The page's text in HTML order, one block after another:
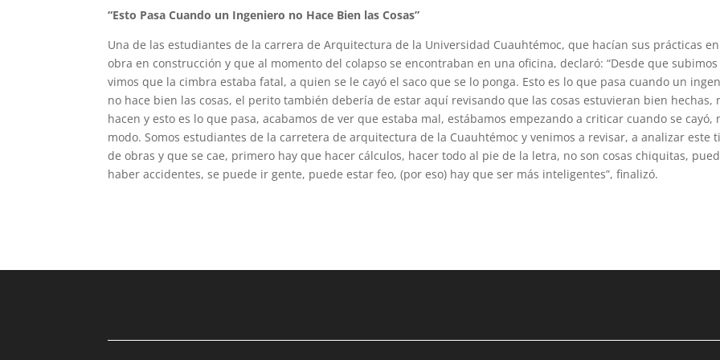
“Esto Pasa Cuando un Ingeniero no Hace Bien las Cosas”
Una de las estudiantes de la carrera de Ar­quitectura de la Universidad Cuauhtémoc, que hacían sus prácticas
obra en construcción y que al momento del colapso se encontraban en una oficina, declaró: “Desde que subimos
vimos que la cimbra estaba fatal, a quien se le cayó el saco que se lo ponga. Esto es lo que pasa cuando un
no hace bien las cosas, el perito también debería de estar aquí revisando que las cosas estuvieran bien hechas,
hacen y esto es lo que pasa, acabamos de ver que estaba mal, estábamos empezando a criticar cuando se cayó,
modo. Somos estudiantes de la carretera de arquitectura de la Cuauhtémoc y venimos a revisar, a analizar este
de obras y que se cae, primero hay que hacer cálculos, hacer todo al pie de la letra, no son cosas chiquitas,
haber accidentes, se puede ir gente, puede estar feo, (por eso) hay que ser más inteligentes”, finalizó.